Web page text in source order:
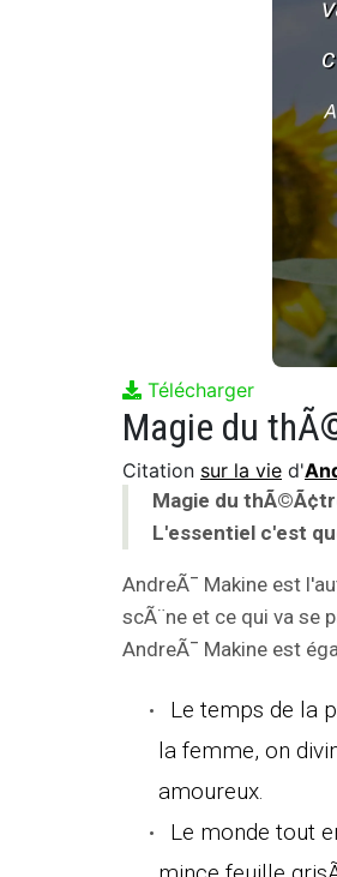
Télécharger
Citation sur la vie d'
Magie du
L'essentiel c'est
AndreÃ¯ Makine est
scÃ¨ne et ce qui va se
AndreÃ¯ Makine est
Le temps de la
la femme, on
amoureux.
Le monde tout